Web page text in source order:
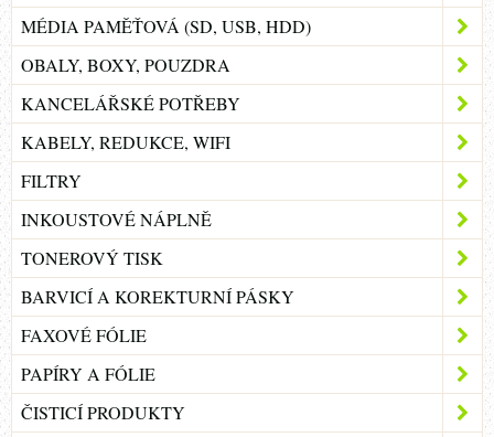
MÉDIA PAMĚŤOVÁ (SD, USB, HDD)
OBALY, BOXY, POUZDRA
KANCELÁŘSKÉ POTŘEBY
KABELY, REDUKCE, WIFI
FILTRY
INKOUSTOVÉ NÁPLNĚ
TONEROVÝ TISK
BARVICÍ A KOREKTURNÍ PÁSKY
FAXOVÉ FÓLIE
PAPÍRY A FÓLIE
ČISTICÍ PRODUKTY